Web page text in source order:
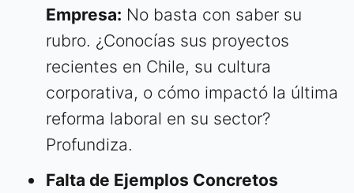
Empresa: No basta con saber su
rubro. ¿Conocías sus proyectos
recientes en Chile, su cultura
corporativa, o cómo impactó la última
reforma laboral en su sector?
Profundiza.
Falta de Ejemplos Concretos